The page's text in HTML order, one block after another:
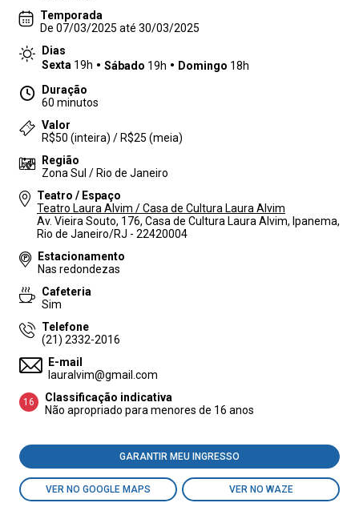
Temporada
De 07/03/2025 até 30/03/2025
Dias
Sexta 19h Sábado 19h Domingo 18h
Duração
60 minutos
Valor
R$50 (inteira) / R$25 (meia)
Região
Zona Sul / Rio de Janeiro
Teatro / Espaço
Teatro Laura Alvim / Casa de Cultura Laura Alvim
Av. Vieira Souto, 176, Casa de Cultura Laura Alvim, Ipanema,
Rio de Janeiro/RJ - 22420004
Estacionamento
Nas redondezas
Cafeteria
Sim
Telefone
(21) 2332-2016
E-mail
lauralvim@gmail.com
16
Classificação indicativa
Não apropriado para menores de 16 anos
GARANTIR MEU INGRESSO
VER NO GOOGLE MAPS VER NO WAZE